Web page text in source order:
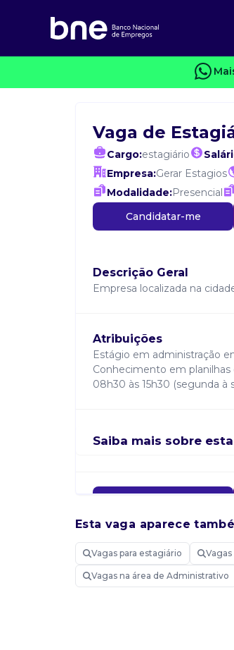
Vaga de
Cargo:estagiário
Empresa:Gerar Estagios
Modalidade:Presencial
Candidatar-me
Descrição Geral
Empresa localizada na
Atribuições
Estágio em administração
Conhecimento em planilhas
08h30 às 15h30 (segunda à
Saiba mais sobre
Esta vaga aparece
Vagas para estagiário
Vagas na área de Administrativo